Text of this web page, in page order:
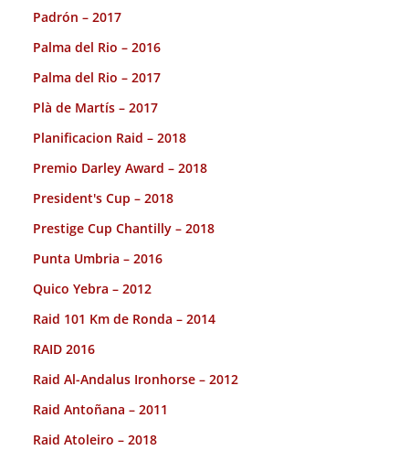
Padrón – 2017
Palma del Rio – 2016
Palma del Rio – 2017
Plà de Martís – 2017
Planificacion Raid – 2018
Premio Darley Award – 2018
President's Cup – 2018
Prestige Cup Chantilly – 2018
Punta Umbria – 2016
Quico Yebra – 2012
Raid 101 Km de Ronda – 2014
RAID 2016
Raid Al-Andalus Ironhorse – 2012
Raid Antoñana – 2011
Raid Atoleiro – 2018